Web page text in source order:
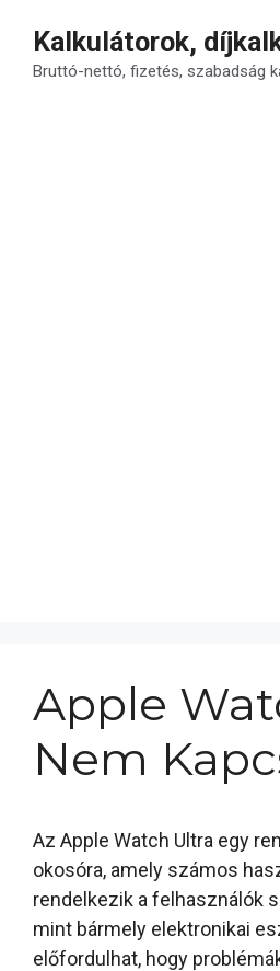
tartalomba
Kalkulátorok,
Bruttó-nettó, fizetés, szabadság
Apple
Nem
Az Apple Watch Ultra egy
okosóra, amely számos
rendelkezik a felhasználók
mint bármely elektronikai
előfordulhat, hogy